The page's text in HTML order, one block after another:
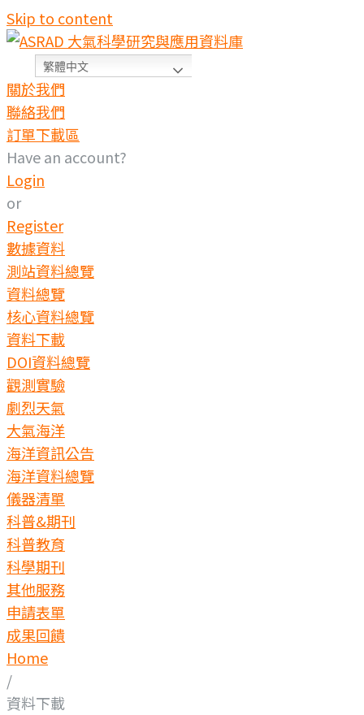
Skip to content
繁體中文
關於我們
聯絡我們
訂單下載區
Have an account?
Login
or
Register
數據資料
測站資料總覽
資料總覽
核心資料總覽
資料下載
DOI資料總覽
觀測實驗
劇烈天氣
大氣海洋
海洋資訊公告
海洋資料總覽
儀器清單
科普&期刊
科普教育
科學期刊
其他服務
申請表單
成果回饋
Home
/
資料下載